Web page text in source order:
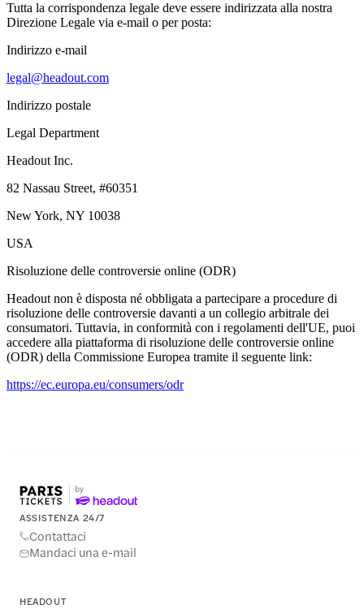
Tutta la corrispondenza legale deve essere indirizzata alla nostra
Direzione Legale via e-mail o per posta:
Indirizzo e-mail
legal@headout.com
Indirizzo postale
Legal Department
Headout Inc.
82 Nassau Street, #60351
New York, NY 10038
USA
Risoluzione delle controversie online (ODR)
Headout non è disposta né obbligata a partecipare a procedure di
risoluzione delle controversie davanti a un collegio arbitrale dei
consumatori. Tuttavia, in conformità con i regolamenti dell'UE, puoi
accedere alla piattaforma di risoluzione delle controversie online
(ODR) della Commissione Europea tramite il seguente link:
https://ec.europa.eu/consumers/odr
ASSISTENZA 24/7
Contattaci
Mandaci una e-mail
HEADOUT